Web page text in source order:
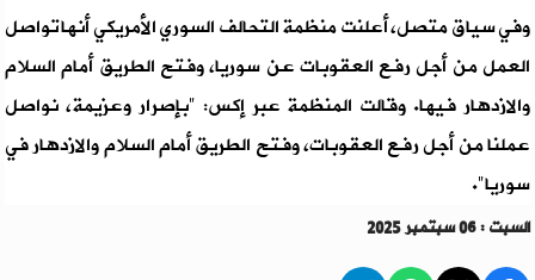
وفي سياق متصل، أعلنت منظمة التحالف السوري الأمريكي أنها تواصل
العمل من أجل رفع العقوبات عن سوريا، وفتح الطريق أمام السلام
والازدهار فيها. وقالت المنظمة عبر إكس: "بإصرار وعزيمة، نواصل
عملنا من أجل رفع العقوبات، وفتح الطريق أمام السلام والازدهار في
سوريا".
السبت : 06 سبتمبر 2025